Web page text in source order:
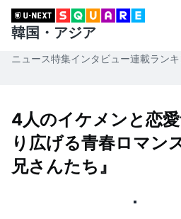
韓国・アジア
ニュース特集インタビュー連載ラン
4人のイケメンと恋
り広げる青春ロマン
兄さんたち』